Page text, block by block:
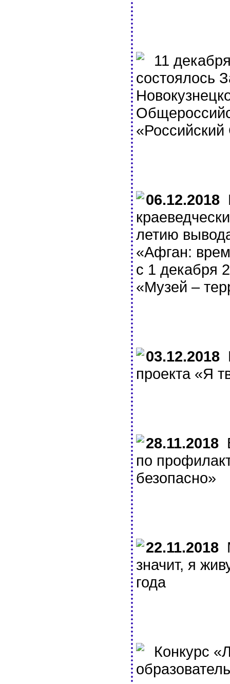
11
состоялось
06.12.2018
летию
«Афган:
с 1 декабря
«Музей –
03.12.2018
проекта «Я
28.11.2018
по
безопасно»
22.11.2018
значит, я
года
Конкурс